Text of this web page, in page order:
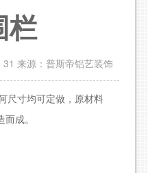
栏
来源：普斯帝铝艺装饰
尺寸均可定做，原材料
成。